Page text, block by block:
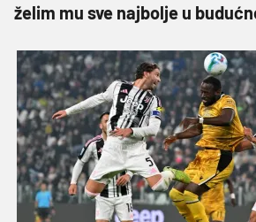
želim mu sve najbolje u